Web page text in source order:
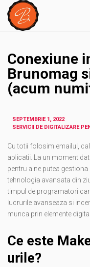
Conexiune
Brunomag
(acum
SEPTEMBRIE 1, 2022
SERVICII DE DIGITALIZARE
Cu totii folosim emailul,
aplicatii. La un moment
pentru a ne putea
tehnologia avansata din
timpul de programatori
lucrurile avanseaza si
munca prin elemente
Ce este
urile?